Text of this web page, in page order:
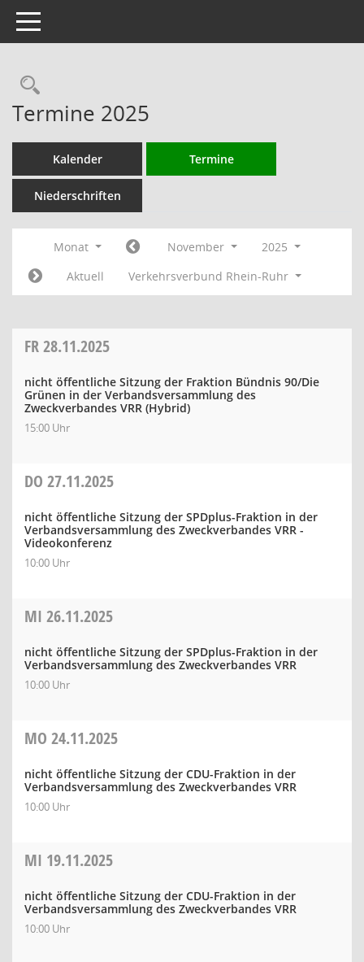
Toggle navigation
Rechercheauswahl
Termine 2025
Kalender Termine
Niederschriften
Monat November
2025
Aktuell
Verkehrsverbund Rhein-Ruhr
FR28.11.2025
nicht öffentliche Sitzung der Fraktion Bündnis 90/Die
Grünen in der Verbandsversammlung des
Zweckverbandes VRR (Hybrid)
15:00 Uhr
DO 27.11.2025
nicht öffentliche Sitzung der SPDplus-Fraktion in der
Verbandsversammlung des Zweckverbandes VRR -
Videokonferenz
10:00 Uhr
MI 26.11.2025
nicht öffentliche Sitzung der SPDplus-Fraktion in der
Verbandsversammlung des Zweckverbandes VRR
10:00 Uhr
MO 24.11.2025
nicht öffentliche Sitzung der CDU-Fraktion in der
Verbandsversammlung des Zweckverbandes VRR
10:00 Uhr
MI 19.11.2025
nicht öffentliche Sitzung der CDU-Fraktion in der
Verbandsversammlung des Zweckverbandes VRR
10:00 Uhr